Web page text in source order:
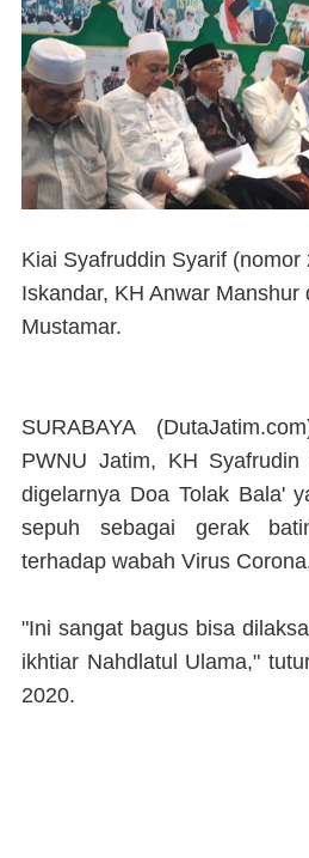
Kiai Syafruddin Syarif
Iskandar, KH Anwar Manshur
Mustamar.
SURABAYA
PWNU Jatim, KH Syafrudin
digelarnya Doa Tolak Bala'
sepuh sebagai gerak
terhadap wabah Virus
"Ini sangat bagus bisa
ikhtiar Nahdlatul Ulama,"
2020.